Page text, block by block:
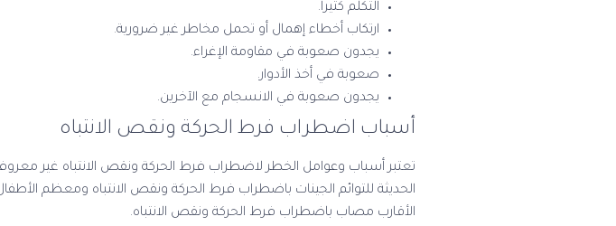
التكلم كثيرا.
ارتكاب أخطاء إهمال أو تحمل مخاطر غير ضرورية.
يجدون صعوبة في مقاومة الإغراء.
صعوبة في أخذ الأدوار.
يجدون صعوبة في الانسجام مع الآخرين.
أسباب اضطراب فرط الحركة ونقص الانتباه
تعتبر أسباب وعوامل الخطر لاضطراب فرط الحركة ونقص الانتباه غير
الحديثة للتوائم الجينات باضطراب فرط الحركة ونقص الانتباه ومعظم
الأقارب مصاب باضطراب فرط الحركة ونقص الانتباه.